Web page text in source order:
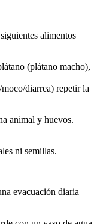
alimentos
(plátano macho),
diarrea) repetir la
animal y huevos.
ni semillas.
evacuación diaria